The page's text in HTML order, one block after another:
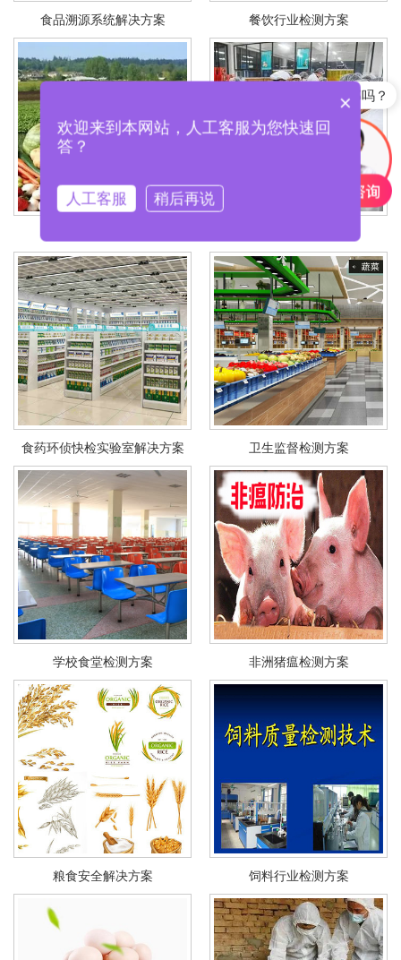
食品溯源系统解决方案 餐饮行业检测方案
食药环侦快检实验室解决方案 卫生监督检测方案
学校食堂检测方案 非洲猪瘟检测方案
粮食安全解决方案 饲料行业检测方案
产品含税包邮吗？
×
欢迎来到本网站，人工客服为您快速回
答？
人工客服 稍后再说